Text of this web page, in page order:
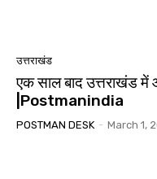
उत्तराखंड
एक साल बाद उत्तराखंड
|Postmanindia
POSTMAN DESK - March 1,